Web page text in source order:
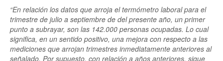
“En relación los datos que arroja el termómetro laboral para el
trimestre de julio a septiembre de del presente año, un primer
punto a subrayar, son las 142.000 personas ocupadas. Lo cual
significa, en un sentido positivo, una mejora con respecto a las
mediciones que arrojan trimestres inmediatamente anteriores al
señalado. Por supuesto, con relación a años anteriores, sigue